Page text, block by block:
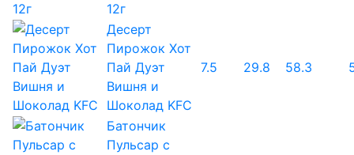
12г
Десерт
Пирожок Хот
Пай Дуэт
Вишня и
Шоколад KFC
7.5 29.8 58.3
Батончик
Пульсар с